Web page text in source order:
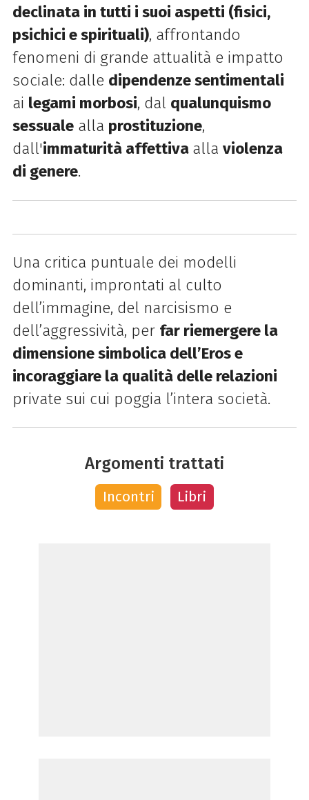
declinata in tutti i suoi aspetti (fisici,
psichici e spirituali), affrontando
fenomeni di grande attualità e impatto
sociale: dalle dipendenze sentimentali
ai legami morbosi, dal qualunquismo
sessualealla prostituzione,
dall'immaturità affettiva alla violenza
di genere.
Una critica puntuale dei modelli
dominanti, improntati al culto
dell’immagine, del narcisismo e
dell’aggressività, per far riemergere la
dimensione simbolica dell’Eros e
incoraggiare la qualità delle relazioni
private sui cui poggia l’intera società.
Argomenti trattati
Incontri Libri